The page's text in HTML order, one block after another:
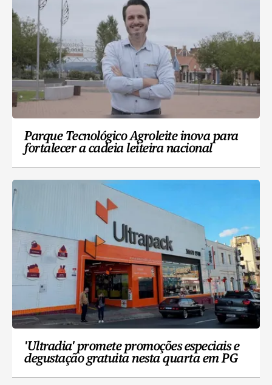
Parque Tecnológico Agroleite inova para
fortalecer a cadeia leiteira nacional
'Ultradia' promete promoções especiais e
degustação gratuita nesta quarta em PG